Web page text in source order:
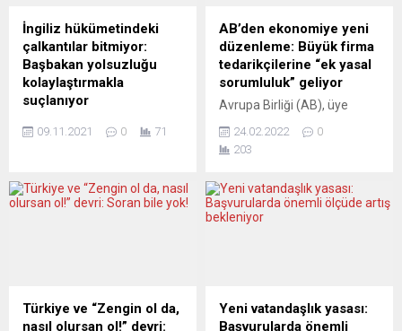
bu örgütlerin yüzde 70’inin
birden fazla ülkede aktif
olduğu...
beğenisine sunuldu. Açık
havada yapılan gösteride
aileler çocuklarıyla Rafadan
Tayfa’nın sevilen
kahramanları Akın, Hayri,
Mert ve Kamil’in...
İngiliz hükümetindeki
çalkantılar bitmiyor:
Başbakan yolsuzluğu
kolaylaştırmakla
suçlanıyor
ülkelerde görmeye alışık
geldiğinden bu yana, adım
duruma isyan edenler de bir
hayli fazla. Hem de koltuk
09.11.2021 0 71
AB’den ekonomiye yeni
düzenleme: Büyük firma
tedarikçilerine “ek yasal
sorumluluk” geliyor
Avrupa Birliği (AB), üye
büyük şirketlerin dünyanın
farklı yerlerindeki
haklarına ve çevre
kurallarına uyumunu
kapsamında “Kurumsal
sürdürülebilirlik özen
24.02.2022
0
203
Türkiye ve “Zengin ol da,
nasıl olursan ol!” devri:
Yeni vatandaşlık yasası:
Başvurularda önemli